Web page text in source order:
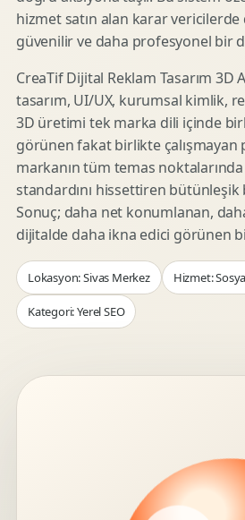
hizmet satın alan karar
güvenilir ve daha profesyonel bir
CreaTif Dijital Reklam Tasarım 3D
tasarım, UI/UX, kurumsal kimlik,
3D üretimi tek marka dili içinde
görünen fakat birlikte çalışmayan
markanın tüm temas noktalarında
standardını hissettiren bütünleşik
Sonuç; daha net konumlanan,
dijitalde daha ikna edici görünen
Lokasyon: Sivas Merkez Hizmet:
Kategori: Yerel SEO